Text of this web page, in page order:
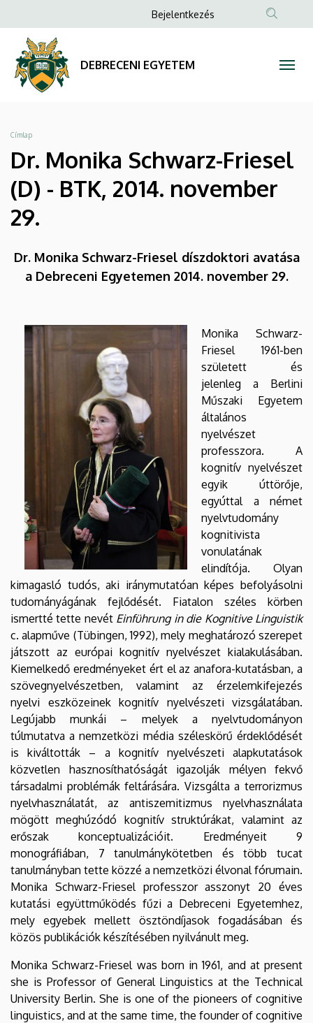
Monika
Schwarz-
Friesel
(D)
BTK,
2014.
29.
DEBRECENI
EGYETEM
a
tartalomra
Anonim
menüje
Bejelentkezés
DEBRECENI EGYETEM
Morzsa
Címlap
Dr. Monika Schwarz-Friesel
(D) - BTK, 2014. november
29.
Dr. Monika Schwarz-Friesel díszdoktori avatása
a Debreceni Egyetemen 2014. november 29.
Monika Schwarz-
Friesel 1961-ben
született és
jelenleg a Berlini
Műszaki Egyetem
általános
nyelvészet
professzora. A
kognitív nyelvészet
egyik úttörője,
egyúttal a német
nyelvtudomány
kognitivista
vonulatának
elindítója. Olyan
kimagasló tudós, aki iránymutatóan képes befolyásolni
tudományágának fejlődését. Fiatalon széles körben
ismertté tette nevét Einführung in die Kognitive Linguistik
c. alapműve (Tübingen, 1992), mely meghatározó szerepet
játszott az európai kognitív nyelvészet kialakulásában.
Kiemelkedő eredményeket ért el az anafora-kutatásban, a
szövegnyelvészetben, valamint az érzelemkifejezés
nyelvi eszközeinek kognitív nyelvészeti vizsgálatában.
Legújabb munkái – melyek a nyelvtudományon
túlmutatva a nemzetközi média széleskörű érdeklődését
is kiváltották – a kognitív nyelvészeti alapkutatások
közvetlen hasznosíthatóságát igazolják mélyen fekvő
társadalmi problémák feltárására. Vizsgálta a terrorizmus
nyelvhasználatát, az antiszemitizmus nyelvhasználata
mögött meghúzódó kognitív struktúrákat, valamint az
erőszak konceptualizációit. Eredményeit 9
monográfiában, 7 tanulmánykötetben és több tucat
tanulmányban tette közzé a nemzetközi élvonal fórumain.
Monika Schwarz-Friesel professzor asszonyt 20 éves
kutatási együttműködés fűzi a Debreceni Egyetemhez,
mely egyebek mellett ösztöndíjasok fogadásában és
közös publikációk készítésében nyilvánult meg.
Monika Schwarz-Friesel was born in 1961, and at present
she is Professor of General Linguistics at the Technical
University Berlin. She is one of the pioneers of cognitive
linguistics, and at the same time, the founder of cognitive